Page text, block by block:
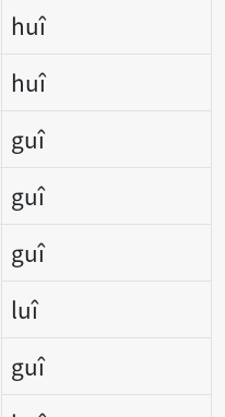
huî
huî
guî
guî
guî
luî
guî